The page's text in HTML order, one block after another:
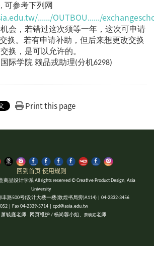
可参考下列网
....../OUTBOU....../
会，若错过这次须等一年，这次可申请
换。若有申请补助，但后来想更改交换
换，是可以允许的。
际学院 赖品戎助理(分机6298)
Print this page
回到首页 使用规则
品设计学系 All rights reserved © Creative Product Design, Asia
University
丰路500号(设计大楼一楼(敦煌书局旁)A114) | 04-2332-3456
| Fax 04-2339-5714 | cpd@asia.edu.tw
毓庭老师 . 网页维护 / 杨尚蓉小姐、
萧毓庭老师